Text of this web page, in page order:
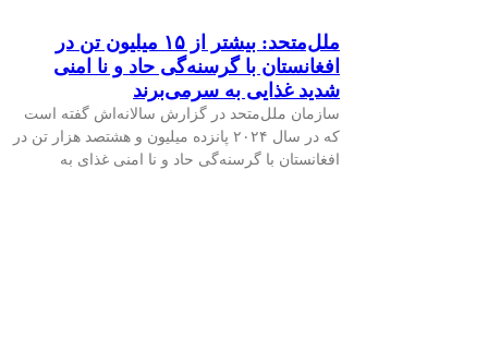
ملل‌متحد: بیشتر از ۱۵ میلیون تن در
افغانستان با گرسنه‌گی حاد و نا امنی
شدید غذایی به سر‌می‌برند
سازمان ملل‌متحد در گزارش سالانه‌اش گفته است
که در سال ۲۰۲۴ پانزده میلیون و هشتصد هزار تن در
افغانستان با گرسنه‌گی حاد و نا امنی غذای به